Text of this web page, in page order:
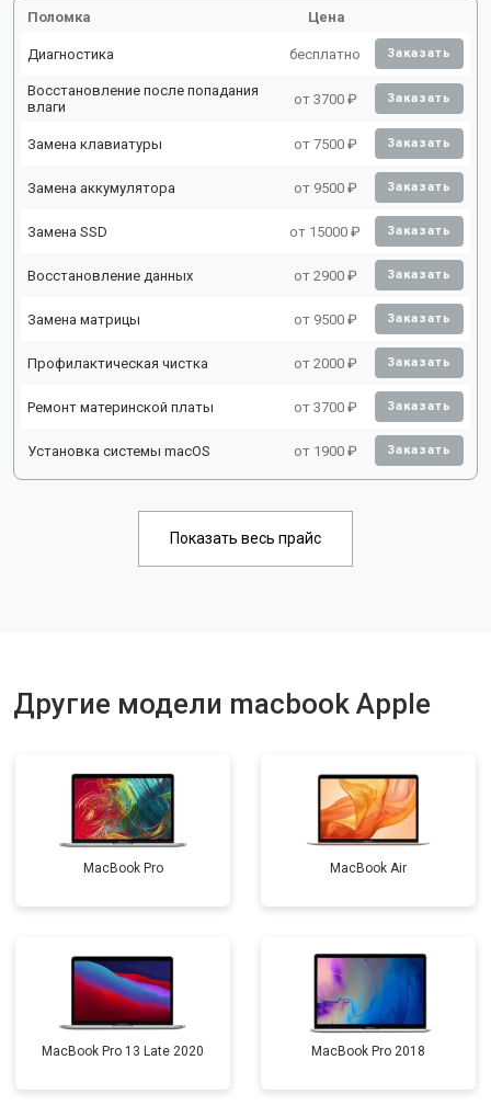
Поломка Цена
Диагностика бесплатно Заказать
Восстановление после попадания
влаги
от 3700 ₽ Заказать
Замена клавиатуры от 7500 ₽ Заказать
Замена аккумулятора от 9500 ₽ Заказать
Замена SSD от 15000 ₽ Заказать
Восстановление данных от 2900 ₽ Заказать
Замена матрицы от 9500 ₽ Заказать
Профилактическая чистка от 2000 ₽ Заказать
Ремонт материнской платы от 3700 ₽ Заказать
Установка системы macOS от 1900 ₽ Заказать
Показать весь прайс
Другие модели macbook Apple
MacBook Pro MacBook Air
MacBook Pro 13 Late 2020 MacBook Pro 2018